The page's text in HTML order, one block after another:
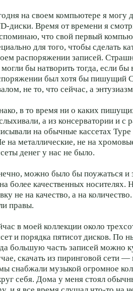
на своем компьютере я могу
диски. Время от времени я
что свой первый
для того, чтобы сделать
распоряжении записей.
бы натворить тогда, если
был хотя бы пишущий
не то, что сейчас, а
в то время ни о каких
а из консерватории и с
на обычные кассетах Type
на металлические, не на
денег у нас не было.
можно было бы поужаться и
более качественных носителях.
не на качество, а на
правы.
в моей коллекции около
и порядка пятисот дисков. По
большую часть записей можно
скачать из пиринговой сети
снабжали музыкой огромное
себя. Дома у меня стоял